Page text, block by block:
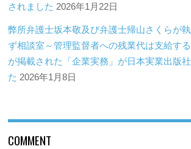
されました 2026年1月22日
弊所弁護士坂本敬及び弁護士帰山さくらが
ず相談室～管理監督者への残業代は支給する
が掲載された「企業実務」が日本実業出版
た 2026年1月8日
COMMENT